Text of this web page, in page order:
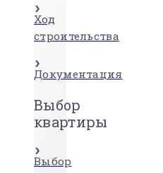
Ход
строительства
Документация
Выбор
квартиры
Выбор